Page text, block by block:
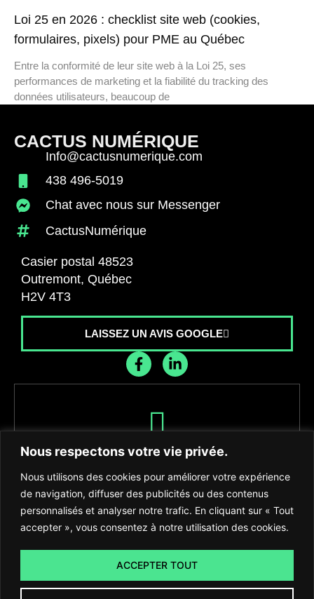
Nous respectons votre vie privée.
Nous utilisons des cookies pour améliorer votre expérience
de navigation, diffuser des publicités ou des contenus
personnalisés et analyser notre trafic. En cliquant sur « Tout
accepter », vous consentez à notre utilisation des cookies.
ACCEPTER TOUT
Loi 25 en 2026 : checklist site web (cookies,
formulaires, pixels) pour PME au Québec
Entre la conformité de leur site web à la Loi 25, ses
performances de marketing et la fiabilité du tracking des
données utilisateurs, beaucoup de
CACTUS NUMÉRIQUE
Info@cactusnumerique.com
438 496-5019
Chat avec nous sur Messenger
CactusNumérique
Casier postal 48523
Outremont, Québec
H2V 4T3
LAISSEZ UN AVIS GOOGLE
Recevez les dernières nouvelles de
S'INSCRIRE